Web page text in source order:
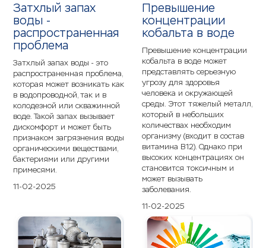
Затхлый запах
воды -
распространенная
проблема
Затхлый запах воды - это
распространенная проблема,
которая может возникать как
в водопроводной, так и в
колодезной или скважинной
воде. Такой запах вызывает
дискомфорт и может быть
признаком загрязнения воды
органическими веществами,
бактериями или другими
примесями.
11-02-2025
Превышение
концентрации
кобальта в воде
Превышение концентрации
кобальта в воде может
представлять серьезную
угрозу для здоровья
человека и окружающей
среды. Этот тяжелый металл,
который в небольших
количествах необходим
организму (входит в состав
витамина B12). Однако при
высоких концентрациях он
становится токсичным и
может вызывать
заболевания.
11-02-2025